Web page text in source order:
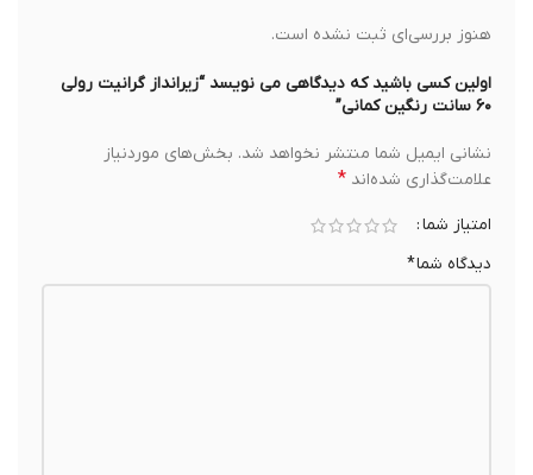
هنوز بررسی‌ای ثبت نشده است.
اولین کسی باشید که دیدگاهی می نویسد “زیرانداز گرانیت رولی
نشانی ایمیل شما منتشر نخواهد شد. بخش‌های موردنیاز
علامت‌گذاری شده‌اند*
امتیاز شما
دیدگاه شما*